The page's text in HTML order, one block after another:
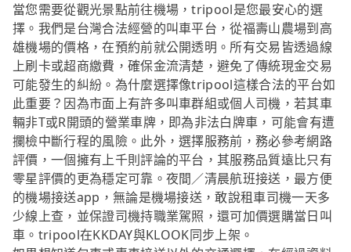
當您需要從觀光景點前往機場，tripool是您最安心的選
擇。我們是台灣合法經營的叫車平台，從福壽山農場到高
雄機場的價格，在預約前就公開透明。所有交易皆透過線
上刷卡或超商繳費，確保金流清楚，避免了傳統現金交易
可能發生的糾紛。為什麼選擇像tripool這樣合法的平台如
此重要？因為市面上有許多叫車群組或個人司機，若其車
輛非T或R開頭的營業車牌，即為非法白牌車，可能會有遭
攔檢中斷行程的風險。此外，選擇服務前，務必參考網路
評價，一個擁有上千則評論的平台，其服務品質遠比只有
零星評價的更為穩定可靠。夜間／清晨航班接送，最方便
的機場接送app，無論是機場接送，敢說租車司機一天多
少線上查，並保證司機持職業駕照，還可加價選購當日叫
車。tripool在KKDAY與KLOOK同步上架。